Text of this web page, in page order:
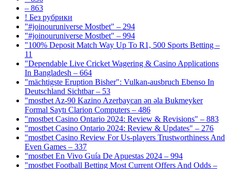
– 863
! Без рубрики
"#joinouruniverse Mostbet" – 294
"#joinouruniverse Mostbet" – 994
"100% Deposit Match Way Up To R1, 500 Sports Betting –
11
"Dependable Live Cricket Wagering & Casino Applications
In Bangladesh – 664
"mächtigste Eruption Bisher": Vulkan-ausbruch Ebenso In
Deutschland Sichtbar – 53
"mostbet Az-90 Kazino Azerbaycan ən əla Bukmeyker
Formal Saytı Clarion Computers – 486
"mostbet Casino Ontario 2024: Review & Revisions" – 883
"mostbet Casino Ontario 2024: Review & Updates" – 276
"mostbet Casino Review For Us-players Trustworthiness And
Even Games – 337
"mostbet En Vivo Guía De Apuestas 2024 – 994
"mostbet Football Betting Most Current Offers And Odds –